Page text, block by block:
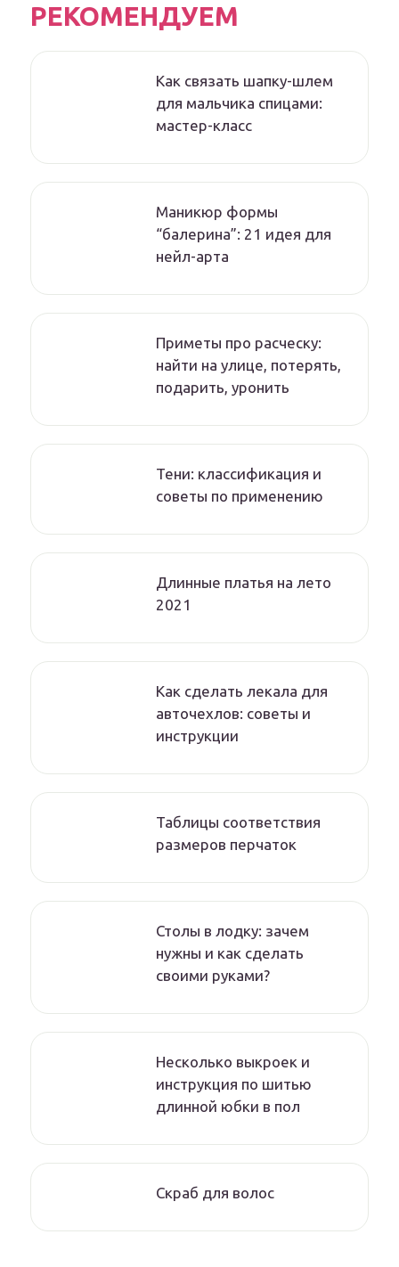
РЕКОМЕНДУЕМ
Как связать шапку-шлем
для мальчика спицами:
мастер-класс
Маникюр формы
“балерина”: 21 идея для
нейл-арта
Приметы про расческу:
найти на улице, потерять,
подарить, уронить
Тени: классификация и
советы по применению
Длинные платья на лето
2021
Как сделать лекала для
авточехлов: советы и
инструкции
Таблицы соответствия
размеров перчаток
Столы в лодку: зачем
нужны и как сделать
своими руками?
Несколько выкроек и
инструкция по шитью
длинной юбки в пол
Скраб для волос